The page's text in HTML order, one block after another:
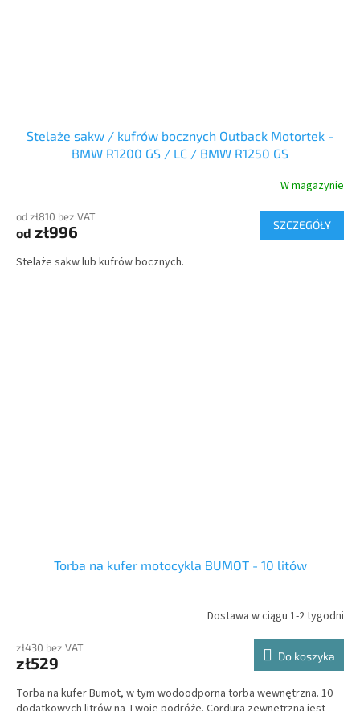
Stelaże sakw / kufrów bocznych Outback Motortek -
BMW R1200 GS / LC / BMW R1250 GS
W magazynie
od zł810 bez VAT
od zł996 SZCZEGÓŁY
Stelaże sakw lub kufrów bocznych.
Torba na kufer motocykla BUMOT - 10 litów
Dostawa w ciągu 1-2 tygodni
zł430 bez VAT
zł529 Do koszyka
Torba na kufer Bumot, w tym wodoodporna torba wewnętrzna. 10